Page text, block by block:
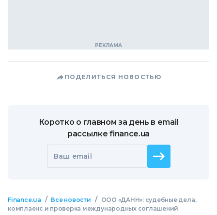
ПОДЕЛИТЬСЯ НОВОСТЬЮ
Коротко о главном за день в email
рассылке finance.ua
Ваш email
Finance.ua / Все новости /
ООО «ДАНН»: судебные дела,
комплаенс и проверка международных соглашений